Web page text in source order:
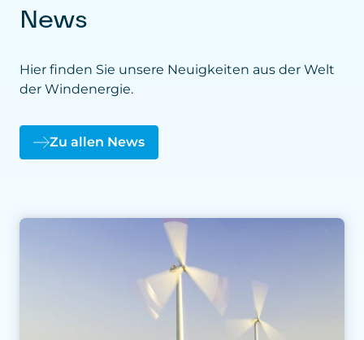
News
Hier finden Sie unsere Neuigkeiten aus der Welt
der Windenergie.
Zu allen News